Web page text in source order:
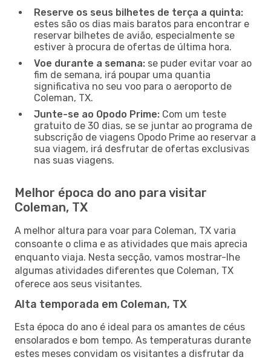
Reserve os seus bilhetes de terça a quinta:
estes são os dias mais baratos para encontrar e
reservar bilhetes de avião, especialmente se
estiver à procura de ofertas de última hora.
Voe durante a semana: se puder evitar voar ao
fim de semana, irá poupar uma quantia
significativa no seu voo para o aeroporto de
Coleman, TX.
Junte-se ao Opodo Prime: Com um teste
gratuito de 30 dias, se se juntar ao programa de
subscrição de viagens Opodo Prime ao reservar a
sua viagem, irá desfrutar de ofertas exclusivas
nas suas viagens.
Melhor época do ano para visitar
Coleman, TX
A melhor altura para voar para Coleman, TX varia
consoante o clima e as atividades que mais aprecia
enquanto viaja. Nesta secção, vamos mostrar-lhe
algumas atividades diferentes que Coleman, TX
oferece aos seus visitantes.
Alta temporada em Coleman, TX
Esta época do ano é ideal para os amantes de céus
ensolarados e bom tempo. As temperaturas durante
estes meses convidam os visitantes a disfrutar da